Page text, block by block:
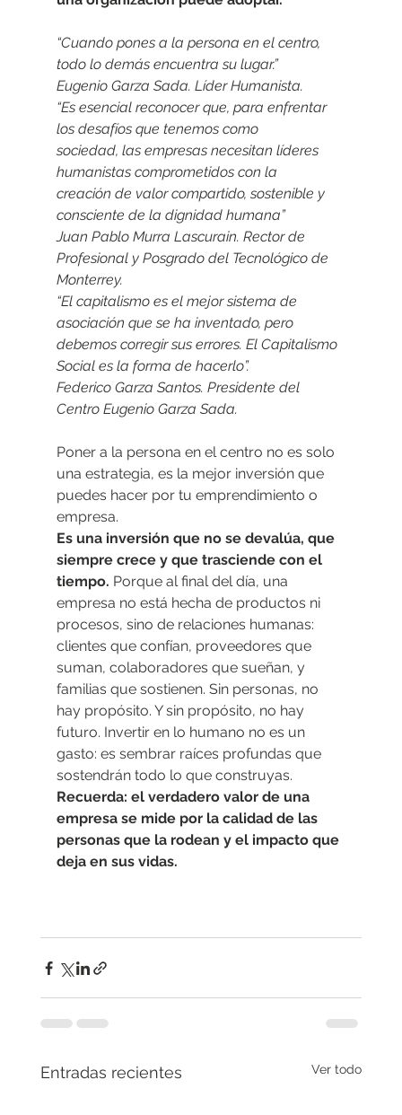
“Cuando pones a la persona en el centro,
todo lo demás encuentra su lugar.”
Eugenio Garza Sada. Líder Humanista.
“Es esencial reconocer que, para enfrentar
los desafíos que tenemos como
sociedad, las empresas necesitan líderes
humanistas comprometidos con la
creación de valor compartido, sostenible y
consciente de la dignidad humana”
Juan Pablo Murra Lascurain. Rector de
Profesional y Posgrado del Tecnológico de
Monterrey.
“El capitalismo es el mejor sistema de
asociación que se ha inventado, pero
debemos corregir sus errores. El Capitalismo
Social es la forma de hacerlo”.
Federico Garza Santos. Presidente del
Centro Eugenio Garza Sada.
Poner a la persona en el centro no es solo
una estrategia, es la mejor inversión que
puedes hacer por tu emprendimiento o
empresa.
Es una inversión que no se devalúa, que
siempre crece y que trasciende con el
tiempo. Porque al final del día, una
empresa no está hecha de productos ni
procesos, sino de relaciones humanas:
clientes que confían, proveedores que
suman, colaboradores que sueñan, y
familias que sostienen. Sin personas, no
hay propósito. Y sin propósito, no hay
futuro. Invertir en lo humano no es un
gasto: es sembrar raíces profundas que
sostendrán todo lo que construyas.
Recuerda: el verdadero valor de una
empresa se mide por la calidad de las
personas que la rodean y el impacto que
deja en sus vidas.
Entradas recientes Ver todo